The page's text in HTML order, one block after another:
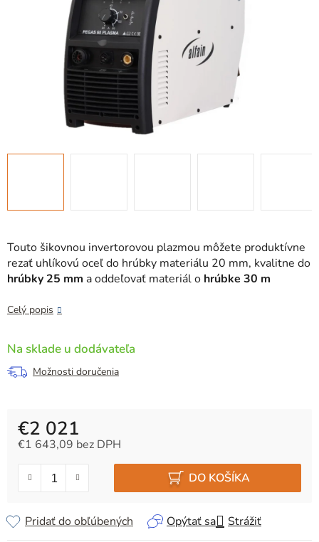
Touto šikovnou invertorovou plazmou môžete produktívne
rezať uhlíkovú oceľ do hrúbky materiálu 20 mm, kvalitne do
hrúbky 25 mm a oddeľovať materiál o hrúbke 30 m
Celý popis
Na sklade u dodávateľa
Možnosti doručenia
€2 021
€1 643,09 bez DPH
DO KOŠÍKA
Opýtať sa Strážiť
Pridať do obľúbených